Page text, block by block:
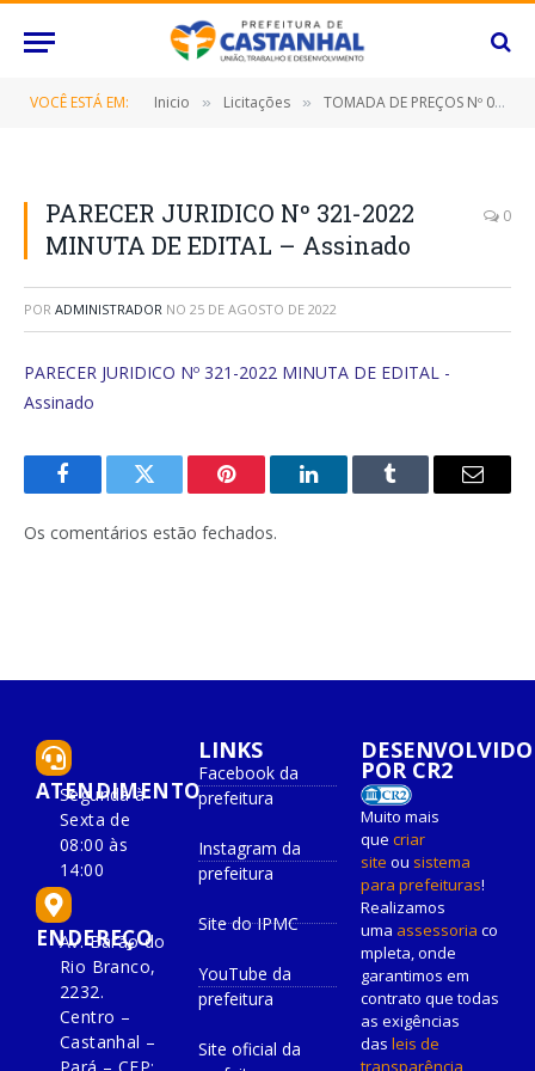
VOCÊ ESTÁ EM: Inicio » Licitações » TOMADA DE PREÇOS Nº 025/2022 (CONTRATAÇÃO DE EMPRESA ESPECIALIZADA PARA CONSTRUÇÃO DA SEDE DA ASSOCIAÇÃO ESPORTIVA DO CAMPO DO AMÉRICA, NESTE MUNICÍPIO DE CASTANHAL/PARÁ)
PARECER JURIDICO Nº 321-2022
MINUTA DE EDITAL – Assinado
0
POR ADMINISTRADOR NO 25 DE AGOSTO DE 2022
PARECER JURIDICO Nº 321-2022 MINUTA DE EDITAL -
Assinado
FacebookTwitter Pinterest O
Tumblr
E-
Os comentários estão fechados.
ATENDIMENTO
Segunda à
Sexta de
08:00 às
14:00
ENDEREÇO
Av. Barão do
Rio Branco,
2232.
Centro –
Castanhal –
LINKS
Facebook da
prefeitura
Instagram da
prefeitura
Site do IPMC
YouTube da
prefeitura
Site oficial da
DESENVOLVIDO
POR CR2
Muito mais
que criar
site ou sistema
para prefeituras!
Realizamos
uma assessoria co
mpleta, onde
garantimos em
contrato que todas
as exigências
das leis de